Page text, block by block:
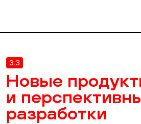
3.3
Новые
и
разработки